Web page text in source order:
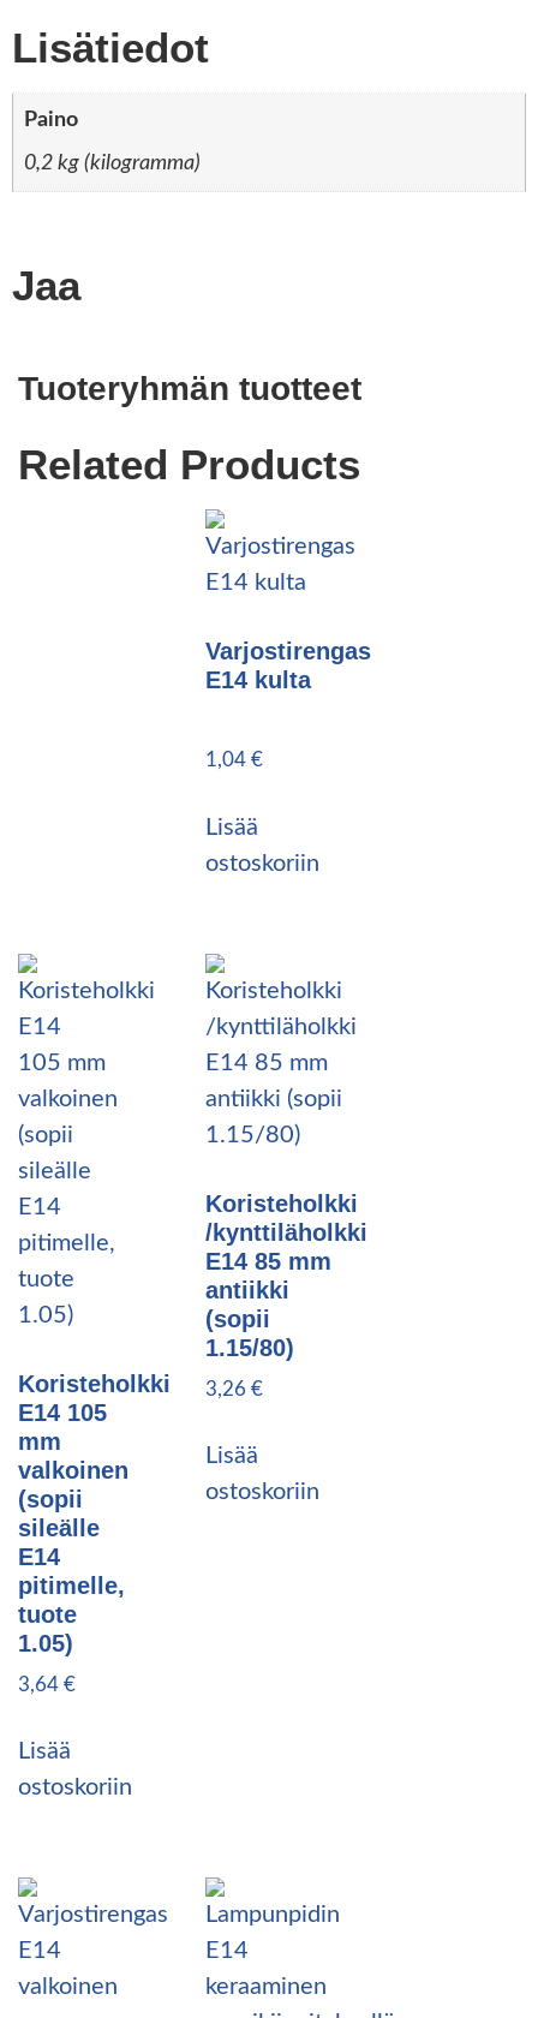
Lisätiedot
Paino
0,2 kg (kilogramma)
Jaa
Tuoteryhmän tuotteet
Related Products
Varjostirengas
E14 kulta
1,04 €
Lisää
ostoskoriin
Koristeholkki
E14 105
mm
valkoinen
(sopii
sileälle
E14
pitimelle,
tuote
1.05)
3,64 €
Lisää
ostoskoriin
Koristeholkki
/kynttiläholkki
E14 85 mm
antiikki
(sopii
1.15/80)
3,26 €
Lisää
ostoskoriin